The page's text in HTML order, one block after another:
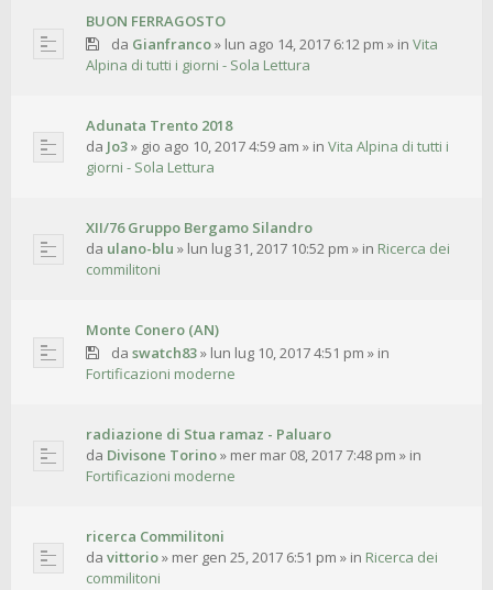
BUON FERRAGOSTO
da Gianfranco» lun ago 14, 2017 6:12 pm » in Vita
Alpina di tutti i giorni - Sola Lettura
Adunata Trento 2018
da Jo3» gio ago 10, 2017 4:59 am » in Vita Alpina di tutti i
giorni - Sola Lettura
XII/76 Gruppo Bergamo Silandro
da ulano-blu » lun lug 31, 2017 10:52 pm » in Ricerca dei
commilitoni
Monte Conero (AN)
da swatch83» lun lug 10, 2017 4:51 pm » in
Fortificazioni moderne
radiazione di Stua ramaz - Paluaro
da Divisone Torino» mer mar 08, 2017 7:48 pm » in
Fortificazioni moderne
ricerca Commilitoni
da vittorio» mer gen 25, 2017 6:51 pm » in Ricerca dei
commilitoni